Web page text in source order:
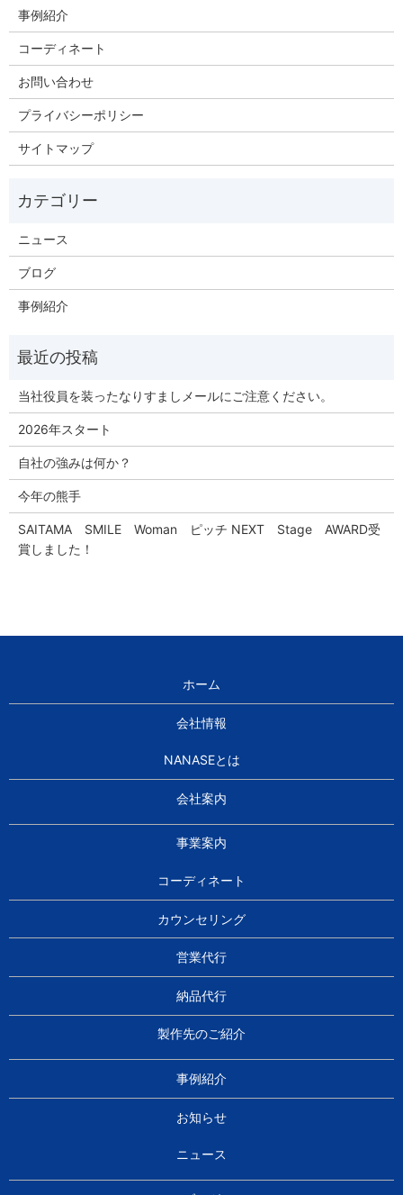
事例紹介
コーディネート
お問い合わせ
プライバシーポリシー
サイトマップ
ニュース
ブログ
事例紹介
当社役員を装ったなりすましメールにご注意ください。
2026年スタート
自社の強みは何か？
今年の熊手
SAITAMA SMILE Woman ピッチ NEXT Stage AWARD受
賞しました！
ホーム
会社情報
NANASEとは
会社案内
事業案内
コーディネート
カウンセリング
営業代行
納品代行
製作先のご紹介
事例紹介
お知らせ
ニュース